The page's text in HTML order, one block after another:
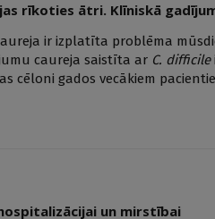
rīkoties ātri. Klīniskā
ir izplatīta problēma
caureja saistīta ar C. difficile
cēloni gados vecākiem
un mirstībai